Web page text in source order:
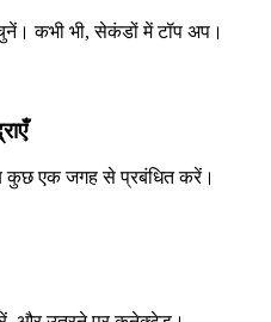
कभी भी, सेकंडों में टॉप अप।
कुछ एक जगह से प्रबंधित करें।